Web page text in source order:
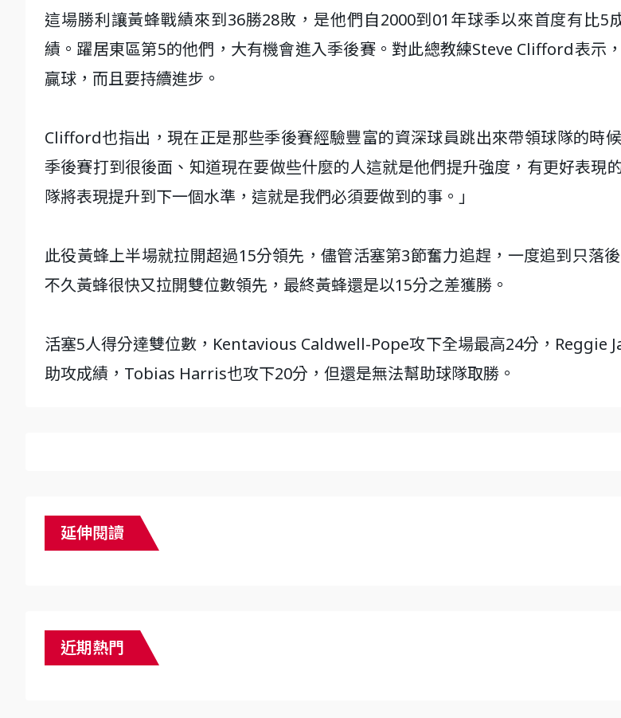
這場勝利讓黃蜂戰績來到36勝28敗，是他們自2000到01年球季以來首度有比5
績。躍居東區第5的他們，大有機會進入季後賽。對此總教練Steve Clifford表示
贏球，而且要持續進步。
Clifford也指出，現在正是那些季後賽經驗豐富的資深球員跳出來帶領球隊的時
季後賽打到很後面、知道現在要做些什麼的人這就是他們提升強度，有更好表現
隊將表現提升到下一個水準，這就是我們必須要做到的事。」
此役黃蜂上半場就拉開超過15分領先，儘管活塞第3節奮力追趕，一度追到只落
不久黃蜂很快又拉開雙位數領先，最終黃蜂還是以15分之差獲勝。
活塞5人得分達雙位數，Kentavious Caldwell-Pope攻下全場最高24分，Reggie
助攻成績，Tobias Harris也攻下20分，但還是無法幫助球隊取勝。
延伸閱讀
近期熱門